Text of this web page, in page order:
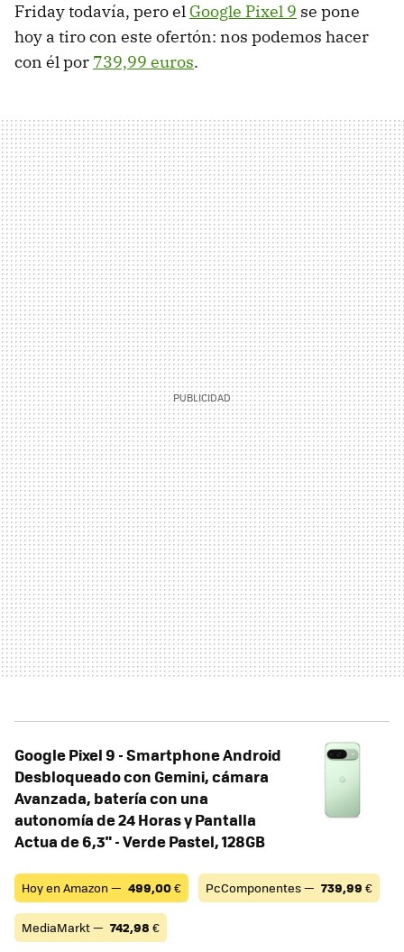
Friday todavía, pero el Google Pixel 9 se pone
hoy a tiro con este ofertón: nos podemos hacer
con él por 739,99 euros.
Google Pixel 9 - Smartphone Android
Desbloqueado con Gemini, cámara
Avanzada, batería con una
autonomía de 24 Horas y Pantalla
Actua de 6,3" - Verde Pastel, 128GB
Hoy en Amazon — 499,00€ PcComponentes — 739,99 €
MediaMarkt — 742,98 €